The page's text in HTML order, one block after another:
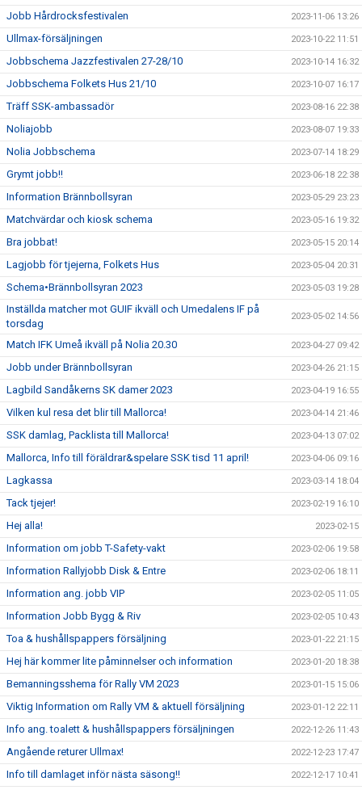
Jobb Hårdrocksfestivalen 2023-11-06 13:26
Ullmax-försäljningen 2023-10-22 11:51
Jobbschema Jazzfestivalen 27-28/10 2023-10-14 16:32
Jobbschema Folkets Hus 21/10 2023-10-07 16:17
Träff SSK-ambassadör 2023-08-16 22:38
Noliajobb 2023-08-07 19:33
Nolia Jobbschema 2023-07-14 18:29
Grymt jobb!! 2023-06-18 22:38
Information Brännbollsyran 2023-05-29 23:23
Matchvärdar och kiosk schema 2023-05-16 19:32
Bra jobbat! 2023-05-15 20:14
Lagjobb för tjejerna, Folkets Hus 2023-05-04 20:31
Schema•Brännbollsyran 2023 2023-05-03 19:28
Inställda matcher mot GUIF ikväll och Umedalens IF på
torsdag
2023-05-02 14:56
Match IFK Umeå ikväll på Nolia 20.30 2023-04-27 09:42
Jobb under Brännbollsyran 2023-04-26 21:15
Lagbild Sandåkerns SK damer 2023 2023-04-19 16:55
Vilken kul resa det blir till Mallorca! 2023-04-14 21:46
SSK damlag, Packlista till Mallorca! 2023-04-13 07:02
Mallorca, Info till föräldrar&spelare SSK tisd 11 april! 2023-04-06 09:16
Lagkassa 2023-03-14 18:04
Tack tjejer! 2023-02-19 16:10
Hej alla! 2023-02-15
Information om jobb T-Safety-vakt 2023-02-06 19:58
Information Rallyjobb Disk & Entre 2023-02-06 18:11
Information ang. jobb VIP 2023-02-05 11:05
Information Jobb Bygg & Riv 2023-02-05 10:43
Toa & hushållspappers försäljning 2023-01-22 21:15
Hej här kommer lite påminnelser och information 2023-01-20 18:38
Bemanningsshema för Rally VM 2023 2023-01-15 15:06
Viktig Information om Rally VM & aktuell försäljning 2023-01-12 22:11
Info ang. toalett & hushållspappers försäljningen 2022-12-26 11:43
Angående returer Ullmax! 2022-12-23 17:47
Info till damlaget inför nästa säsong!! 2022-12-17 10:41